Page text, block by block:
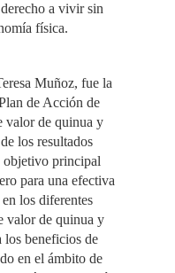
a vivir sin
física.
Muñoz, fue la
de Acción de
valor de quinua y
los resultados
objetivo principal
para una efectiva
los diferentes
valor de quinua y
los beneficios de
en el ámbito de